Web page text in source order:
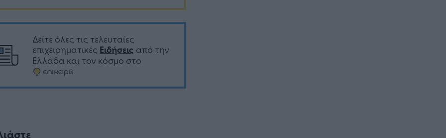
Δείτε όλες τις τελευταίες
επιχειρηματικές Ειδήσεις από την
Ελλάδα και τον κόσμο στο